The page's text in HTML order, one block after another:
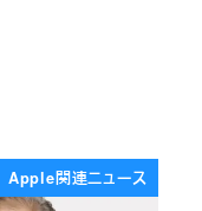
Apple関連ニュース